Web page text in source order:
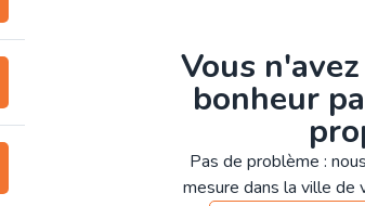
Vous
bonheur
Pas de problème :
mesure dans la ville de